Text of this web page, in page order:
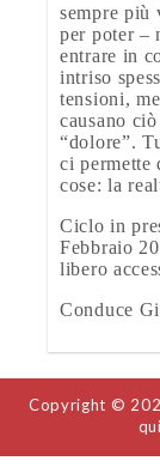
sempre più
per poter –
entrare in
intriso
tensioni,
causano
“dolore”.
ci permette
cose: la
Ciclo in
Febbraio
libero
Conduce
POST
NAVIGATION
Copyright ©